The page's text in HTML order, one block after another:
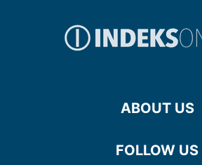
ABOUT US
FOLLOW US